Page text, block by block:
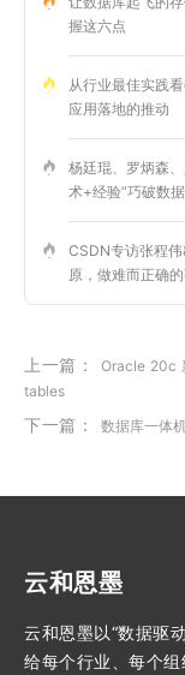
握这六点
从行业最佳实践
应用落地的推动
杨廷琨、罗炳森
术+经验”巧破数
CSDN专访张程
原，做难而正确
上一篇： Oracle 20c
tables
下一篇： 数据库一体
云和恩墨
云和恩墨以“数据驱
给每个行业、每个